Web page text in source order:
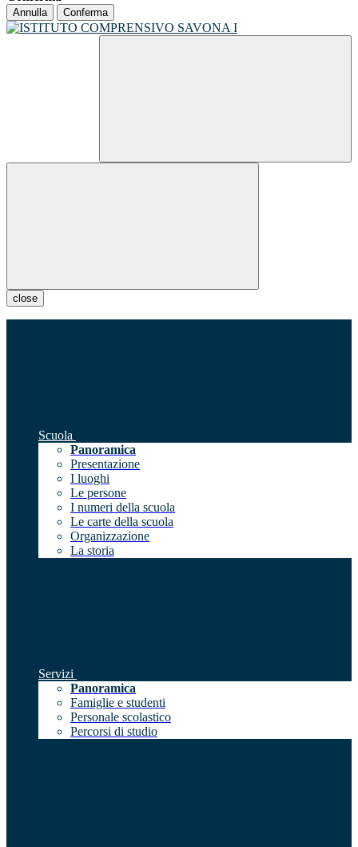
Annulla Conferma
close
Scuola
Panoramica
Presentazione
I luoghi
Le persone
I numeri della scuola
Le carte della scuola
Organizzazione
La storia
Servizi
Panoramica
Famiglie e studenti
Personale scolastico
Percorsi di studio